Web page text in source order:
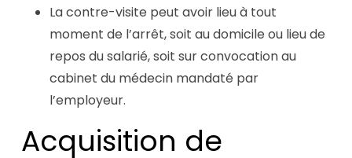
La contre-visite peut avoir lieu à tout
moment de l’arrêt, soit au domicile ou lieu de
repos du salarié, soit sur convocation au
cabinet du médecin mandaté par
l’employeur.
Acquisition de